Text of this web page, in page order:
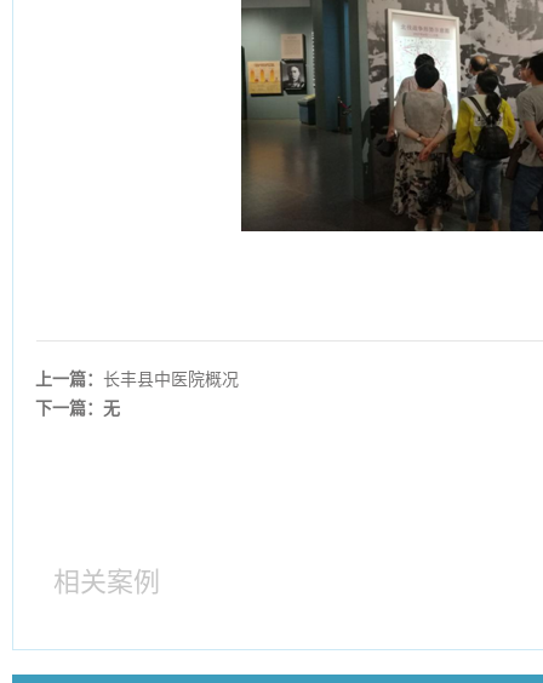
上一篇：长丰县中医院概况
下一篇：无
相关案例